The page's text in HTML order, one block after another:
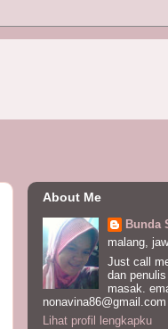
About Me
Bunda
malang,
Just call
dan
masak.
Lihat profil lengkapku